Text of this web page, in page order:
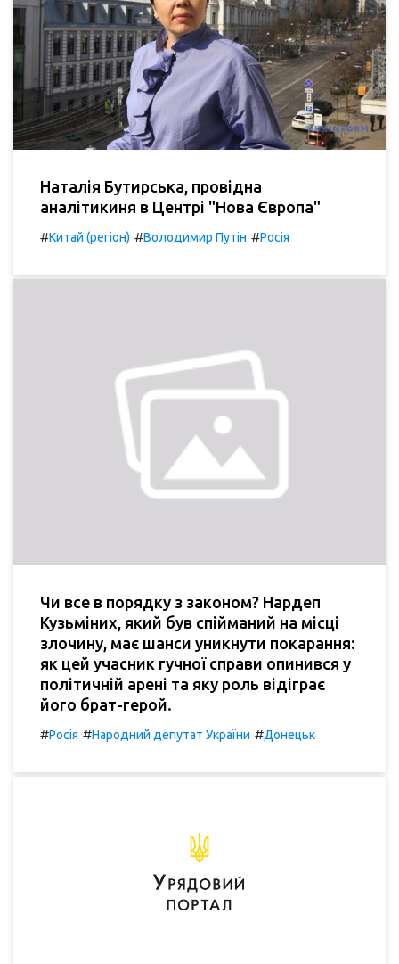
Наталія Бутирська, провідна
аналітикиня в Центрі "Нова Європа"
#Китай (регіон) #Володимир Путін #Росія
Чи все в порядку з законом? Нардеп
Кузьміних, який був спійманий на місці
злочину, має шанси уникнути покарання:
як цей учасник гучної справи опинився у
політичній арені та яку роль відіграє
його брат-герой.
#Росія #Народний депутат України #Донецьк